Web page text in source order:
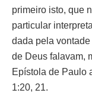
primeiro isto, que
particular
dada pela
de Deus falavam,
Epístola de Paulo
1:20, 21.